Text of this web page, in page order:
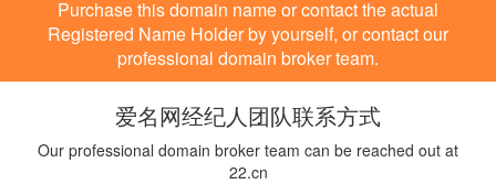
Purchase this domain name or contact the actual
Registered Name Holder by yourself, or contact our
professional domain broker team.
爱名网经纪人团队联系方式
Our professional domain broker team can be reached out at
22.cn